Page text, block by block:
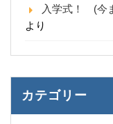
入学式！ (今
より
カテゴリー